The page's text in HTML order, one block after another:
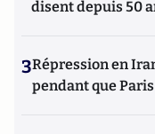
disent depuis 50
3Répression en
pendant que